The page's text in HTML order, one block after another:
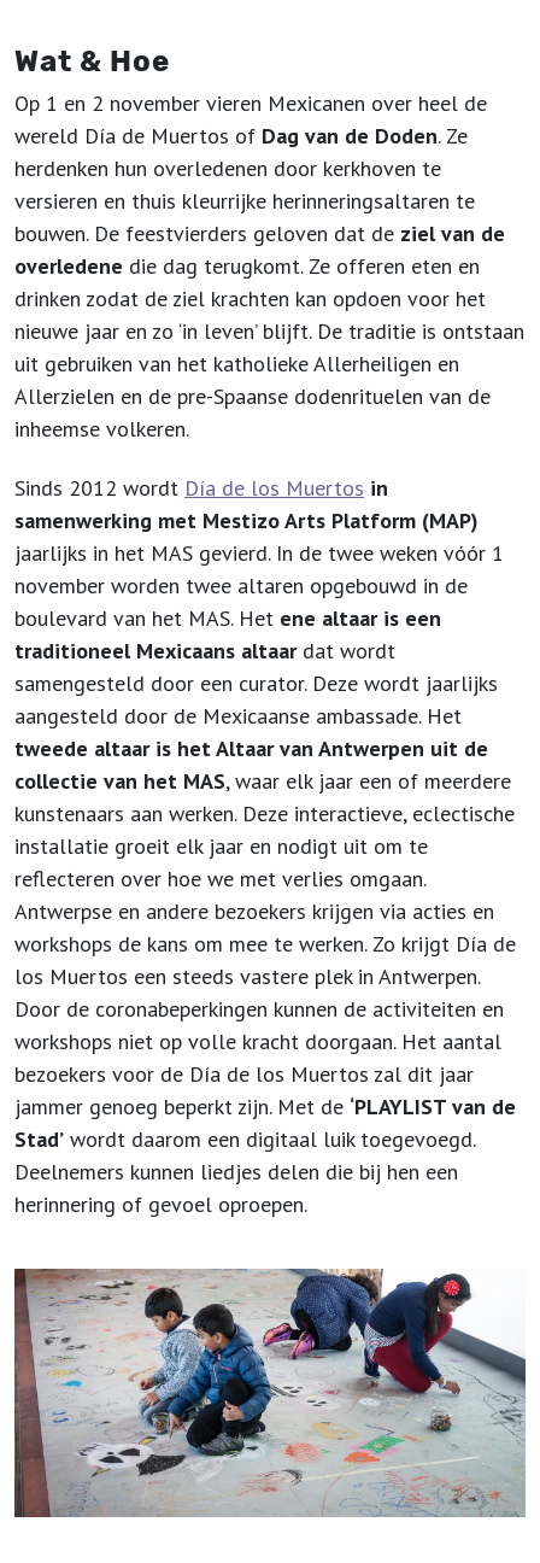
Wat & Hoe
Op 1 en 2 november vieren Mexicanen over heel de
wereld Día de Muertos of Dag van de Doden. Ze
herdenken hun overledenen door kerkhoven te
versieren en thuis kleurrijke herinneringsaltaren te
bouwen. De feestvierders geloven dat de ziel van de
overledene die dag terugkomt. Ze offeren eten en
drinken zodat de ziel krachten kan opdoen voor het
nieuwe jaar en zo ‘in leven’ blijft. De traditie is ontstaan
uit gebruiken van het katholieke Allerheiligen en
Allerzielen en de pre-Spaanse dodenrituelen van de
inheemse volkeren.
Sinds 2012 wordt Día de los Muertos in
samenwerking met Mestizo Arts Platform (MAP)
jaarlijks in het MAS gevierd. In de twee weken vóór 1
november worden twee altaren opgebouwd in de
boulevard van het MAS. Het ene altaar is een
traditioneel Mexicaans altaardat wordt
samengesteld door een curator. Deze wordt jaarlijks
aangesteld door de Mexicaanse ambassade. Het
tweede altaar is het Altaar van Antwerpen uit de
collectie van het MAS, waar elk jaar een of meerdere
kunstenaars aan werken. Deze interactieve, eclectische
installatie groeit elk jaar en nodigt uit om te
reflecteren over hoe we met verlies omgaan.
Antwerpse en andere bezoekers krijgen via acties en
workshops de kans om mee te werken. Zo krijgt Día de
los Muertos een steeds vastere plek in Antwerpen.
Door de coronabeperkingen kunnen de activiteiten en
workshops niet op volle kracht doorgaan. Het aantal
bezoekers voor de Día de los Muertos zal dit jaar
jammer genoeg beperkt zijn. Met de ‘PLAYLIST van de
Stad’ wordt daarom een digitaal luik toegevoegd.
Deelnemers kunnen liedjes delen die bij hen een
herinnering of gevoel oproepen.